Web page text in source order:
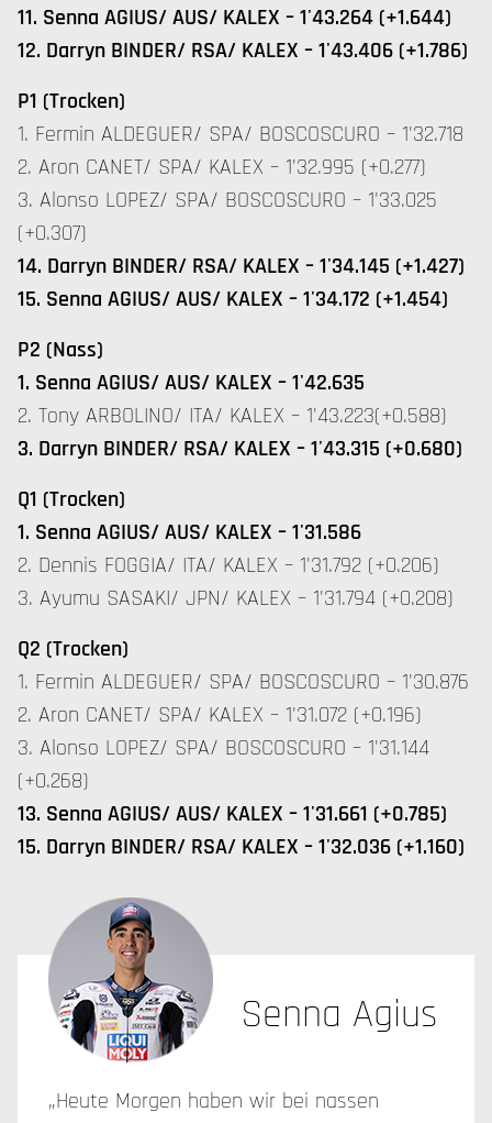
11. Senna AGIUS/ AUS/ KALEX – 1'43.264 (+1.644)
12. Darryn BINDER/ RSA/ KALEX – 1'43.406 (+1.786)
P1 (Trocken)
1. Fermin ALDEGUER/ SPA/ BOSCOSCURO – 1'32.718
2. Aron CANET/ SPA/ KALEX – 1'32.995 (+0.277)
3. Alonso LOPEZ/ SPA/ BOSCOSCURO – 1'33.025
(+0.307)
14. Darryn BINDER/ RSA/ KALEX – 1'34.145 (+1.427)
15. Senna AGIUS/ AUS/ KALEX – 1'34.172 (+1.454)
P2 (Nass)
1. Senna AGIUS/ AUS/ KALEX – 1'42.635
2. Tony ARBOLINO/ ITA/ KALEX – 1'43.223(+0.588)
3. Darryn BINDER/ RSA/ KALEX – 1'43.315 (+0.680)
Q1 (Trocken)
1. Senna AGIUS/ AUS/ KALEX – 1'31.586
2. Dennis FOGGIA/ ITA/ KALEX – 1'31.792 (+0.206)
3. Ayumu SASAKI/ JPN/ KALEX – 1'31.794 (+0.208)
Q2 (Trocken)
1. Fermin ALDEGUER/ SPA/ BOSCOSCURO – 1'30.876
2. Aron CANET/ SPA/ KALEX – 1'31.072 (+0.196)
3. Alonso LOPEZ/ SPA/ BOSCOSCURO – 1'31.144
(+0.268)
13. Senna AGIUS/ AUS/ KALEX – 1'31.661 (+0.785)
15. Darryn BINDER/ RSA/ KALEX – 1'32.036 (+1.160)
Senna Agius
„Heute Morgen haben wir bei nassen